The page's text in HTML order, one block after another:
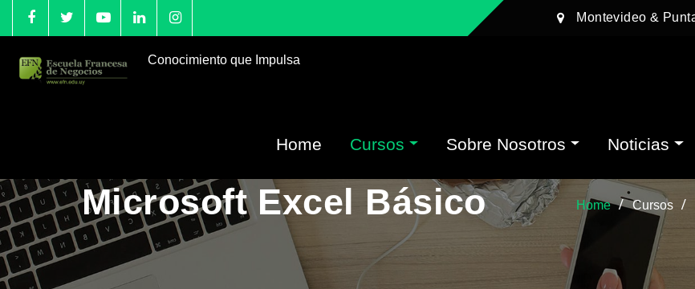
Montevideo &
Conocimiento que Impulsa
Home Cursos Sobre Nosotros Noticias
Microsoft Excel Básico Home Cursos